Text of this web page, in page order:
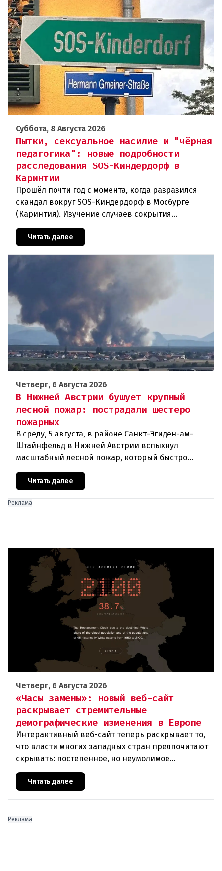
Суббота, 8 Августа 2026
Пытки, сексуальное насилие и "чёрная
педагогика": новые подробности
расследования SOS-Киндердорф в
Каринтии
Прошёл почти год с момента, когда разразился
скандал вокруг SOS-Киндердорф в Мосбурге
(Каринтия). Изучение случаев сокрытия
масштабное расследование, которое продо
Читать далее
Четверг, 6 Августа 2026
В Нижней Австрии бушует крупный
лесной пожар: пострадали шестеро
пожарных
В среду, 5 августа, в районе Санкт-Эгиден-ам-
Штайнфельд в Нижней Австрии вспыхнул
масштабный лесной пожар, который быстро
В ходе тушения пострадали шесте
Читать далее
Реклама
Четверг, 6 Августа 2026
«Часы замены»: новый веб-сайт
раскрывает стремительные
демографические изменения в Европе
Интерактивный веб-сайт теперь раскрывает то,
что власти многих западных стран предпочитают
скрывать: постепенное, но неумолимое
сокращение численности населения
европейского происхождения. «Часы замен
Читать далее
Реклама